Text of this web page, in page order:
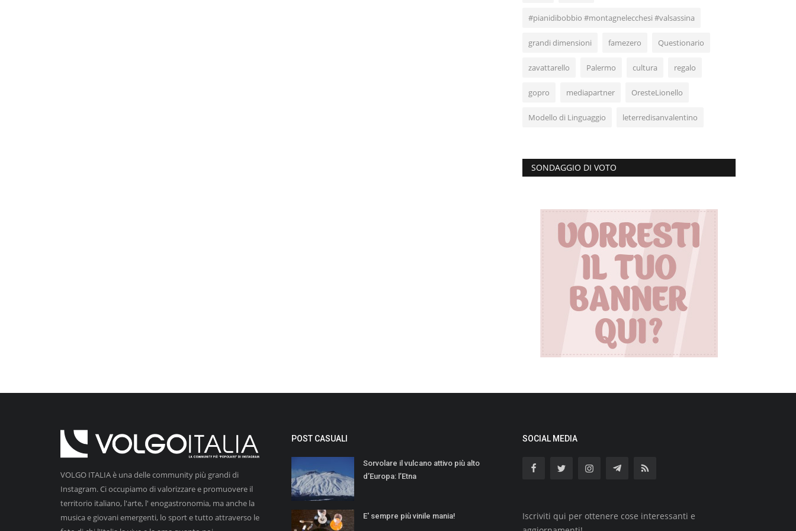
#pianidibobbio #montagnelecchesi #valsassina
grandi dimensioni famezero Questionario
zavattarello Palermo cultura regalo
gopro mediapartner OresteLionello
Modello di Linguaggio leterredisanvalentino
SONDAGGIO DI VOTO
VOLGO ITALIA è una delle community più grandi di
Instagram. Ci occupiamo di valorizzare e promuovere il
territorio italiano, l'arte, l' enogastronomia, ma anche la
musica e giovani emergenti, lo sport e tutto attraverso le
POST CASUALI
Sorvolare il vulcano attivo più alto
d’Europa: l’Etna
E' sempre più vinile mania!
SOCIAL MEDIA
Iscriviti qui per ottenere cose interessanti e